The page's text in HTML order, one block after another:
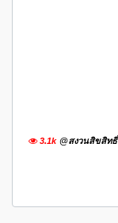
3.1k @สงวนสิขสิท